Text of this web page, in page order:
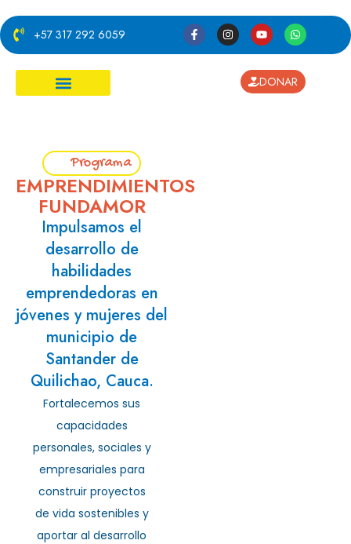
+57 317 292 6059
DONAR
Programa
EMPRENDIMIENTOS
FUNDAMOR
Impulsamos el
desarrollo de
habilidades
emprendedoras en
jóvenes y mujeres del
municipio de
Santander de
Quilichao, Cauca.
Fortalecemos sus
capacidades
personales, sociales y
empresariales para
construir proyectos
de vida sostenibles y
aportar al desarrollo